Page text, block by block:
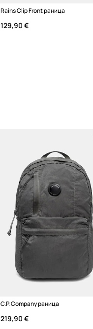
Rains Clip Front раница
129,90 €
C.P. Company раница
219,90 €